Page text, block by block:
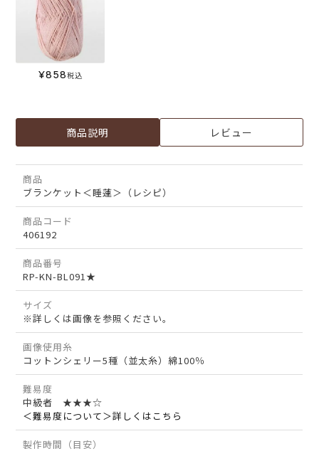
¥858税込
商品説明 レビュー
商品
ブランケット＜睡蓮＞（レシピ）
商品コード
406192
商品番号
RP-KN-BL091★
サイズ
※詳しくは画像を参照ください。
画像使用糸
コットンシェリー5種（並太糸）綿100％
難易度
中級者 ★★★☆
＜難易度について＞詳しくはこちら
製作時間（目安）